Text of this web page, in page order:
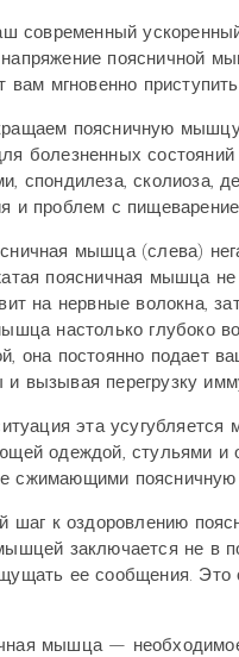
современный
поясничной
вам мгновенно
поясничную мышцу
болезненных
спондилеза, сколиоза,
и проблем с
мышца (слева)
поясничная мышца
на нервные волокна,
настолько глубоко
она постоянно подает
вызывая перегрузку
эта
одеждой, стульями
сжимающими
шаг к оздоровлению
заключается не в
ее сообщения. Это
мышца —